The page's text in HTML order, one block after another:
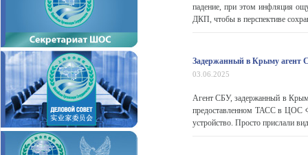
падение, при этом инфляция
ДКП, чтобы в перспективе
Задержанный в Крыму агент
03.06.2025
Агент СБУ, задержанный в
предоставленном ТАСС в ЦОС
устройство. Просто прислали